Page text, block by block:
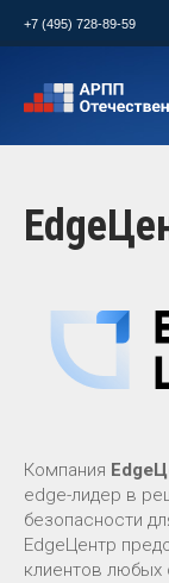
+7 (495) 728-89-59
Компания
edge-лидер в
безопасности
EdgeЦентр
клиентов любых